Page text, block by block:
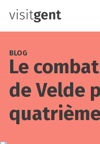
Aller
principal
Le
de Velde
BLOG